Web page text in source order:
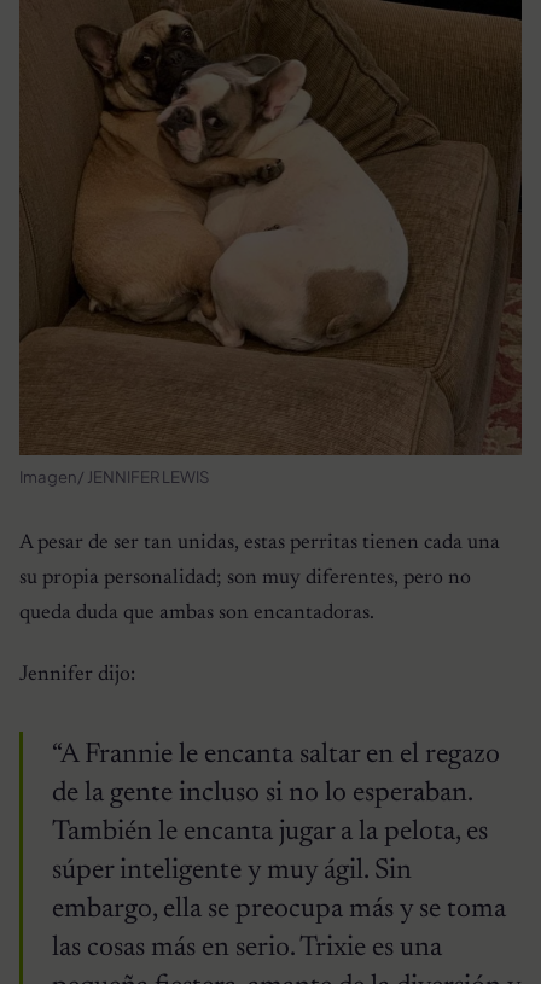
Imagen/ JENNIFER LEWIS
A pesar de ser tan unidas, estas perritas tienen cada una
su propia personalidad; son muy diferentes, pero no
queda duda que ambas son encantadoras.
Jennifer dijo:
“A Frannie le encanta saltar en el regazo
de la gente incluso si no lo esperaban.
También le encanta jugar a la pelota, es
súper inteligente y muy ágil. Sin
embargo, ella se preocupa más y se toma
las cosas más en serio. Trixie es una